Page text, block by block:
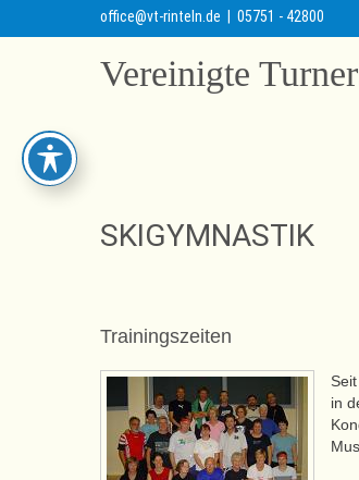
office@vt-rinteln.de | 05751 - 42800
Vereinigte
SKIGYMNASTIK
Trainingszeiten
in